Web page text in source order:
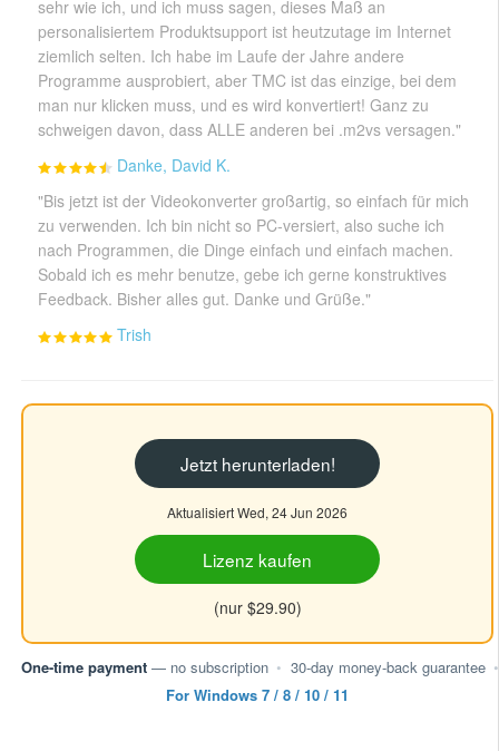
sehr wie ich, und ich muss sagen, dieses Maß an
personalisiertem Produktsupport ist heutzutage im Internet
ziemlich selten. Ich habe im Laufe der Jahre andere
Programme ausprobiert, aber TMC ist das einzige, bei dem
man nur klicken muss, und es wird konvertiert! Ganz zu
schweigen davon, dass ALLE anderen bei .m2vs versagen."
Danke, David K.
"Bis jetzt ist der Videokonverter großartig, so einfach für mich
zu verwenden. Ich bin nicht so PC-versiert, also suche ich
nach Programmen, die Dinge einfach und einfach machen.
Sobald ich es mehr benutze, gebe ich gerne konstruktives
Feedback. Bisher alles gut. Danke und Grüße."
Trish
Jetzt herunterladen!
Aktualisiert Wed, 24 Jun 2026
Lizenz kaufen
(nur $29.90)
One-time payment — no subscription • 30-day money-back guarantee •
For Windows 7 / 8 / 10 / 11